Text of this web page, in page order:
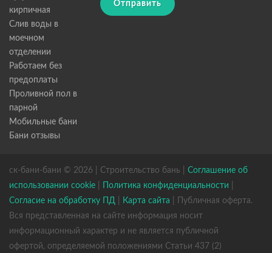
кирпичная
Слив воды в
моечном
отделении
Работаем без
предоплаты
Проливной пол в
парной
Мобильные бани
Бани отзывы
Отправить
ск-бани-бани © 2026 | Строительство бань | Соглашение об
использовании cookie
Политика конфиденциальности
Согласие на обработку ПД
Карта сайта | Публичная оферта.
Вся представленная на сайте информация носит
информационный характер и не является публичной
офертой, определяемой положениями Статьи 437 (2)